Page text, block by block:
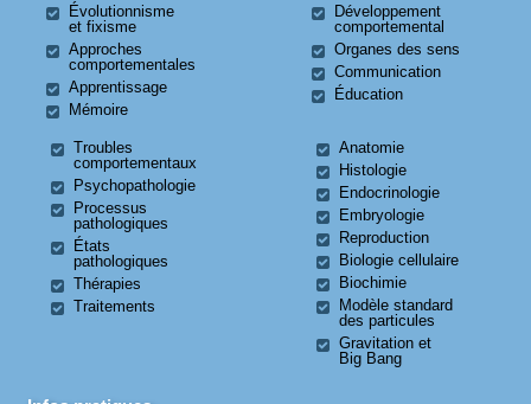
Évolutionnisme
et fixisme
Approches
comportementales
Apprentissage
Mémoire
Développement
comportemental
Organes des sens
Communication
Éducation
Troubles
comportementaux
Psychopathologie
Processus
pathologiques
États
pathologiques
Thérapies
Traitements
Anatomie
Histologie
Endocrinologie
Embryologie
Reproduction
Biologie cellulaire
Biochimie
Modèle standard
des particules
Gravitation et
Big Bang